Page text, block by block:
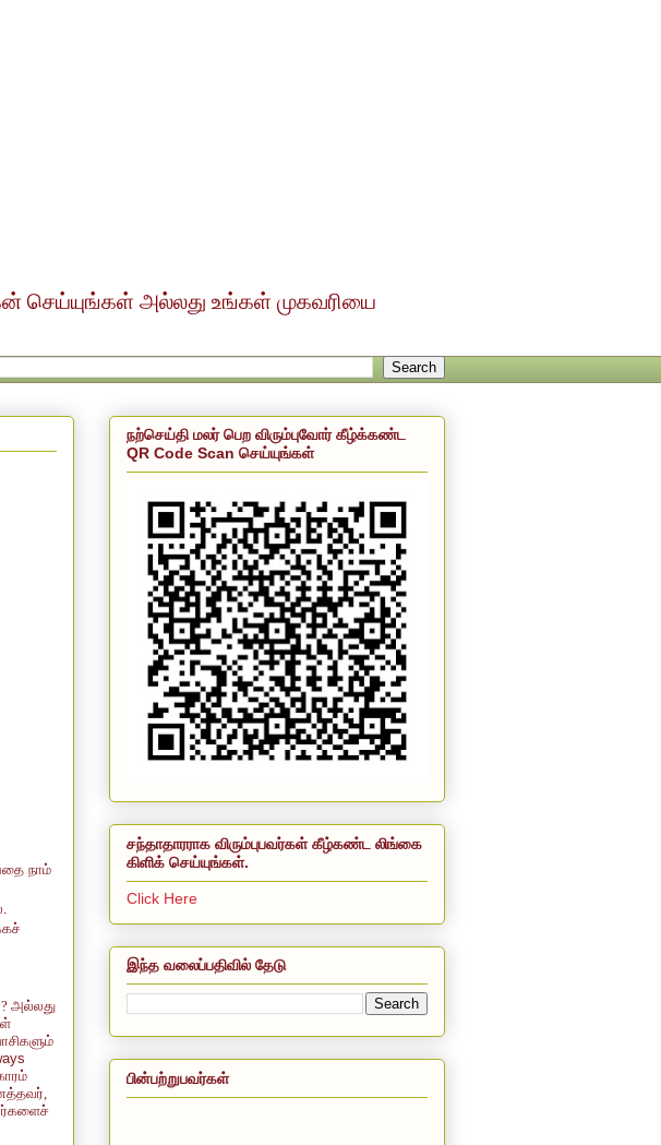
செய்யுங்கள் அல்லது உங்கள் முகவரியை
நாம்
அல்லது
நற்செய்தி மலர் பெற விரும்புவோர் கீழ்க்கண்ட
QR Code Scan செய்யுங்கள்
சந்தாதாரராக விரும்புபவர்கள் கீழ்கண்ட லிங்கை
கிளிக் செய்யுங்கள்.
Click Here
இந்த வலைப்பதிவில் தேடு
பின்பற்றுபவர்கள்